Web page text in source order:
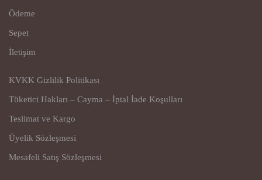
Ödeme
Sepet
İletişim
KVKK Gizlilik Politikası
Tüketici Hakları – Cayma – İptal İade Koşulları
Teslimat ve Kargo
Üyelik Sözleşmesi
Mesafeli Satış Sözleşmesi